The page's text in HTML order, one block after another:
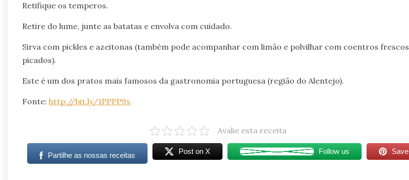
Retifique os temperos.
Retire do lume, junte as batatas e envolva com cuidado.
Sirva com pickles e azeitonas (também pode acompanhar com limão e polvilhar com coentros frescos
picados).
Este é um dos pratos mais famosos da gastronomia portuguesa (região do Alentejo).
Fonte: http://bit.ly/1PPPP9x
Avalie esta receita
Partilhe as nossas receitas Post on X Follow us Save